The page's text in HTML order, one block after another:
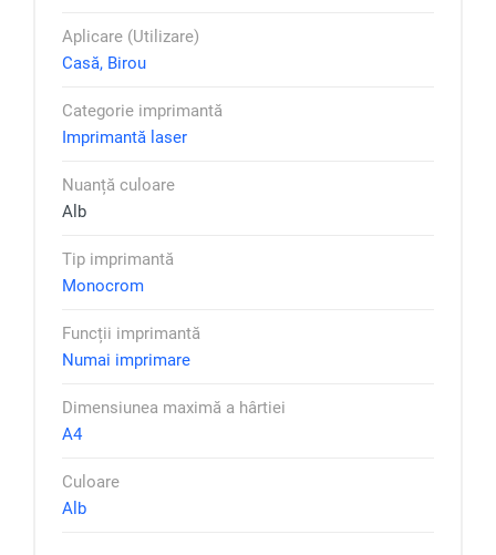
Aplicare (Utilizare)
Casă, Birou
Categorie imprimantă
Imprimantă laser
Nuanță culoare
Alb
Tip imprimantă
Monocrom
Funcții imprimantă
Numai imprimare
Dimensiunea maximă a hârtiei
A4
Culoare
Alb